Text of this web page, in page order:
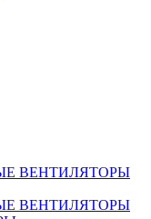
ВЕНТИЛЯТОРЫ
ВЕНТИЛЯТОРЫ